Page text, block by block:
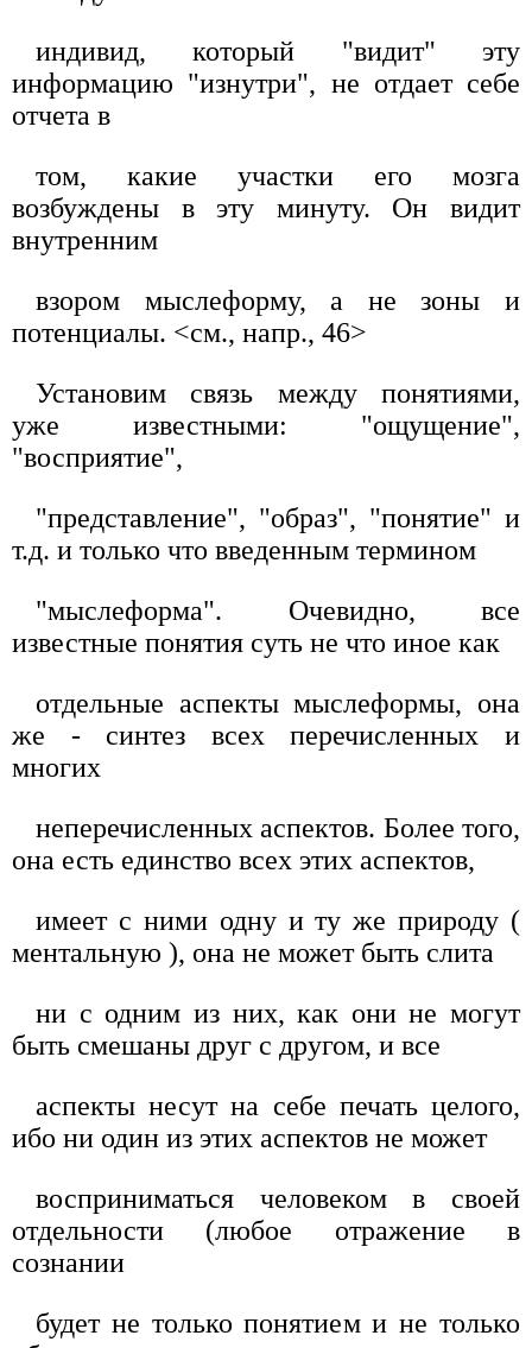
индивид, который "видит" эту
информацию "изнутри", не отдает себе
отчета в
том, какие участки его мозга
возбуждены в эту минуту. Он видит
внутренним
взором мыслеформу, а не зоны и
потенциалы. <см., напр., 46>
Установим связь между понятиями,
уже известными: "ощущение",
"восприятие",
"представление", "образ", "понятие" и
т.д. и только что введенным термином
"мыслеформа". Очевидно, все
известные понятия суть не что иное как
отдельные аспекты мыслеформы, она
же - синтез всех перечисленных и
многих
неперечисленных аспектов. Более того,
она есть единство всех этих аспектов,
имеет с ними одну и ту же природу (
ментальную ), она не может быть слита
ни с одним из них, как они не могут
быть смешаны друг с другом, и все
аспекты несут на себе печать целого,
ибо ни один из этих аспектов не может
восприниматься человеком в своей
отдельности (любое отражение в
сознании
будет не только понятием и не только